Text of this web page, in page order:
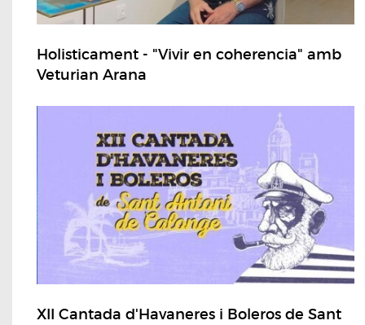
Holisticament - "Vivir en coherencia" amb
Veturian Arana
XII Cantada d'Havaneres i Boleros de Sant